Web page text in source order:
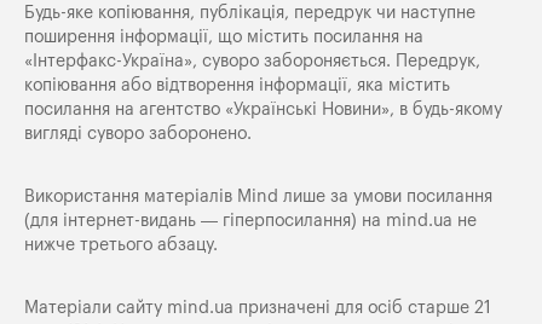
Будь-яке копiювання, публiкацiя, передрук чи наступне
поширення iнформацiї, що мiстить посилання на
«Iнтерфакс-Україна», суворо забороняється. Передрук,
копіювання або відтворення інформації, яка містить
посилання на агентство «Українські Новини», в будь-якому
вигляді суворо заборонено.
Використання матеріалів Mind лише за умови посилання
(для інтернет-видань — гіперпосилання) на mind.ua не
нижче третього абзацу.
Матеріали сайту mind.ua призначені для осіб старше 21